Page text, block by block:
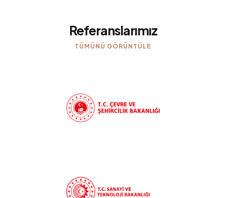
Referanslarımız
TÜMÜNÜ GÖRÜNTÜLE